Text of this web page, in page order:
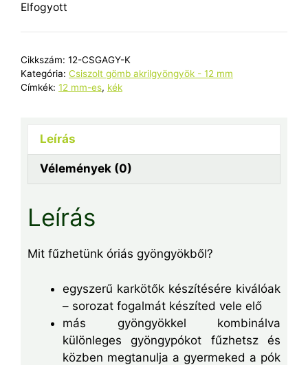
Elfogyott
Cikkszám: 12-CSGAGY-K
Kategória: Csiszolt gömb akrilgyöngyök - 12 mm
Címkék: 12 mm-es, kék
Leírás
Vélemények (0)
Leírás
Mit fűzhetünk óriás gyöngyökből?
egyszerű karkötők készítésére kiválóak
– sorozat fogalmát készíted vele elő
más gyöngyökkel kombinálva
különleges gyöngypókot fűzhetsz és
közben megtanulja a gyermeked a pók